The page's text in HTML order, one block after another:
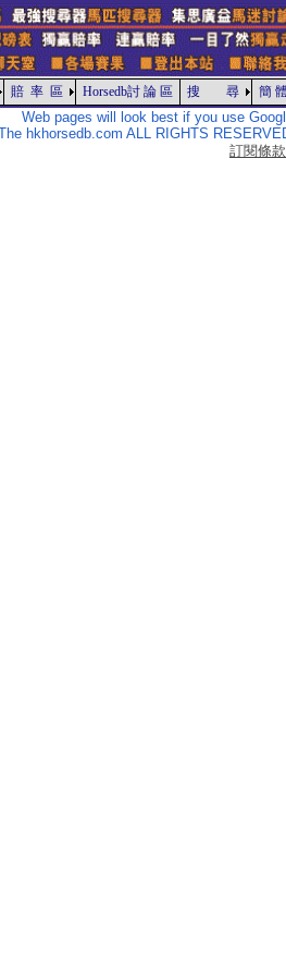
賠 率 區 Horsedb討 論 區 搜 尋 簡
Web pages will look best if you use
hkhorsedb.com ALL RIGHTS
訂閱條款